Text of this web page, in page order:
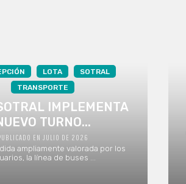
LOTA
SOTRAL
TRANSPORTE
IMPLEMENTA
TURNO...
EN JULIO DE 2026
ampliamente valorada por los
la línea de buses ...